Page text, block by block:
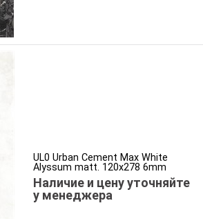
UL0 Urban Cement Max White
Alyssum matt. 120x278 6mm
Наличие и цену уточняйте
у менеджера